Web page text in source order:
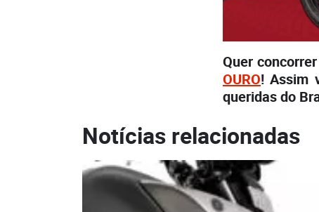
Quer
OURO! Assim
queridas do
Notícias relacionadas